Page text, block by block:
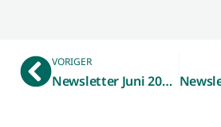
VORIGER
Newsletter Juni 2022 – Digitalradar Münsterland